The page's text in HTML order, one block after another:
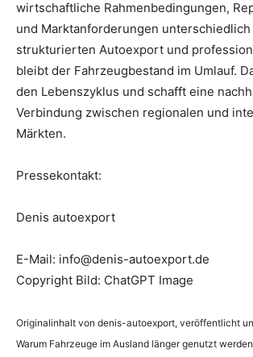
wirtschaftliche Rahmenbedingungen,
und Marktanforderungen
strukturierten Autoexport und
bleibt der Fahrzeugbestand im Umlauf.
den Lebenszyklus und schafft eine
Verbindung zwischen regionalen und
Märkten.
Pressekontakt:
Denis autoexport
E-Mail: info@denis-autoexport.de
Copyright Bild: ChatGPT Image
Originalinhalt von denis-autoexport, veröffentlicht
Warum Fahrzeuge im Ausland länger genutzt